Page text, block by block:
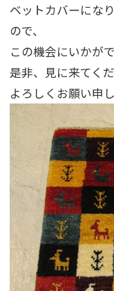
ベットカバーにな
ので、
この機会にいかが
是非、見に来てく
よろしくお願い申